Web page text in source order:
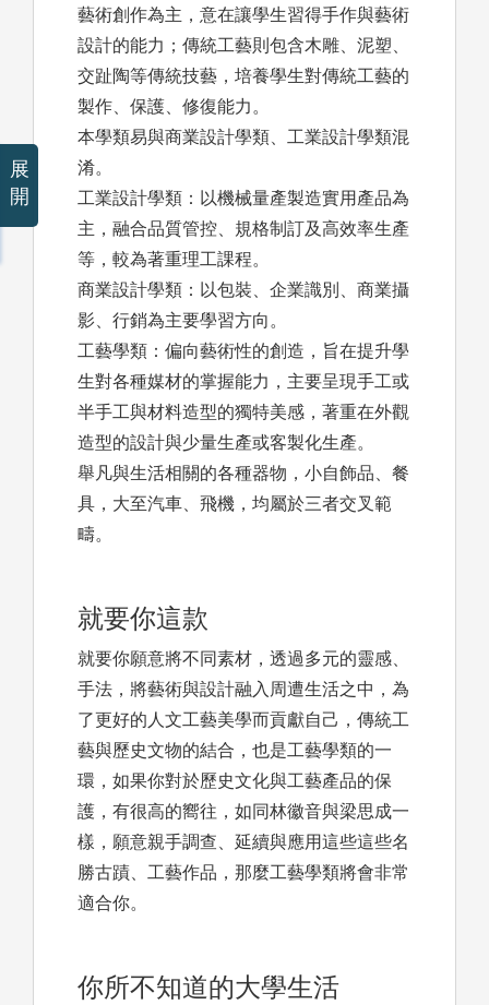
藝術創作為主，意在讓學生習得手作與藝術
設計的能力；傳統工藝則包含木雕、泥塑、
交趾陶等傳統技藝，培養學生對傳統工藝的
製作、保護、修復能力。
本學類易與商業設計學類、工業設計學類混
淆。
工業設計學類：以機械量產製造實用產品為
主，融合品質管控、規格制訂及高效率生產
等，較為著重理工課程。
商業設計學類：以包裝、企業識別、商業攝
影、行銷為主要學習方向。
工藝學類：偏向藝術性的創造，旨在提升學
生對各種媒材的掌握能力，主要呈現手工或
半手工與材料造型的獨特美感，著重在外觀
造型的設計與少量生產或客製化生產。
舉凡與生活相關的各種器物，小自飾品、餐
具，大至汽車、飛機，均屬於三者交叉範
疇。
就要你這款
就要你願意將不同素材，透過多元的靈感、
手法，將藝術與設計融入周遭生活之中，為
了更好的人文工藝美學而貢獻自己，傳統工
藝與歷史文物的結合，也是工藝學類的一
環，如果你對於歷史文化與工藝產品的保
護，有很高的嚮往，如同林徽音與梁思成一
樣，願意親手調查、延續與應用這些這些名
勝古蹟、工藝作品，那麼工藝學類將會非常
適合你。
你所不知道的大學生活
展
開